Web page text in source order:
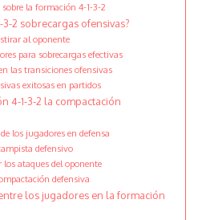
la formación 4-1-3-2
2 sobrecargas ofensivas?
al oponente
para sobrecargas efectivas
las transiciones ofensivas
exitosas en partidos
4-1-3-2 la compactación
los jugadores en defensa
defensivo
ataques del oponente
defensiva
los jugadores en la formación